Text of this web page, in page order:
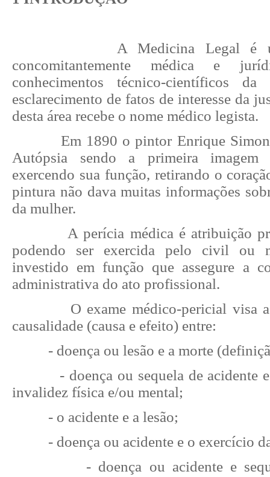
A Medicina Legal é
concomitantemente médica e
conhecimentos técnico-científicos
esclarecimento de fatos de interesse da
desta área recebe o nome médico legista.
Em 1890 o pintor Enrique
Autópsia sendo a primeira
exercendo sua função, retirando o
pintura não dava muitas informações
da mulher.
A perícia médica é atribuição
podendo ser exercida pelo civil ou
investido em função que assegure a
administrativa do ato profissional.
O exame médico-pericial visa
causalidade (causa e efeito) entre:
- doença ou lesão e a morte
- doença ou sequela de acidente
invalidez física e/ou mental;
- o acidente e a lesão;
- doença ou acidente e o exercício
- doença ou acidente e